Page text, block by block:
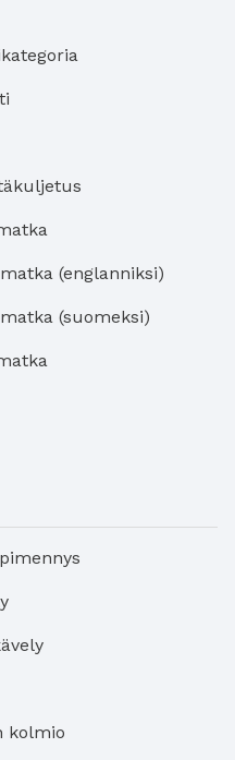
(englanniksi)
(suomeksi)
kolmio